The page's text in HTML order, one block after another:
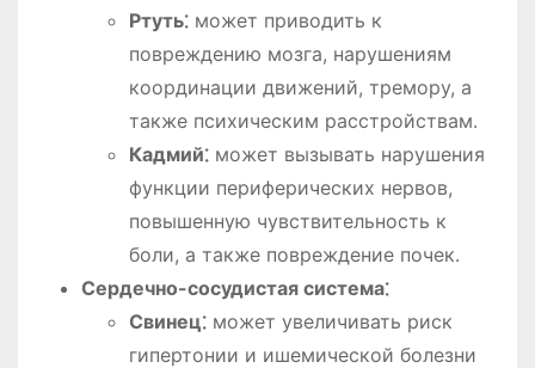
Ртуть⁚может приводить к
повреждению мозга, нарушениям
координации движений, тремору, а
также психическим расстройствам․
Кадмий⁚может вызывать нарушения
функции периферических нервов,
повышенную чувствительность к
боли, а также повреждение почек․
Сердечно-сосудистая система⁚
Свинец⁚может увеличивать риск
гипертонии и ишемической болезни